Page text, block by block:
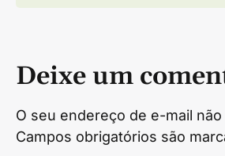
Deixe um
O seu endereço de e-mail
Campos obrigatórios são